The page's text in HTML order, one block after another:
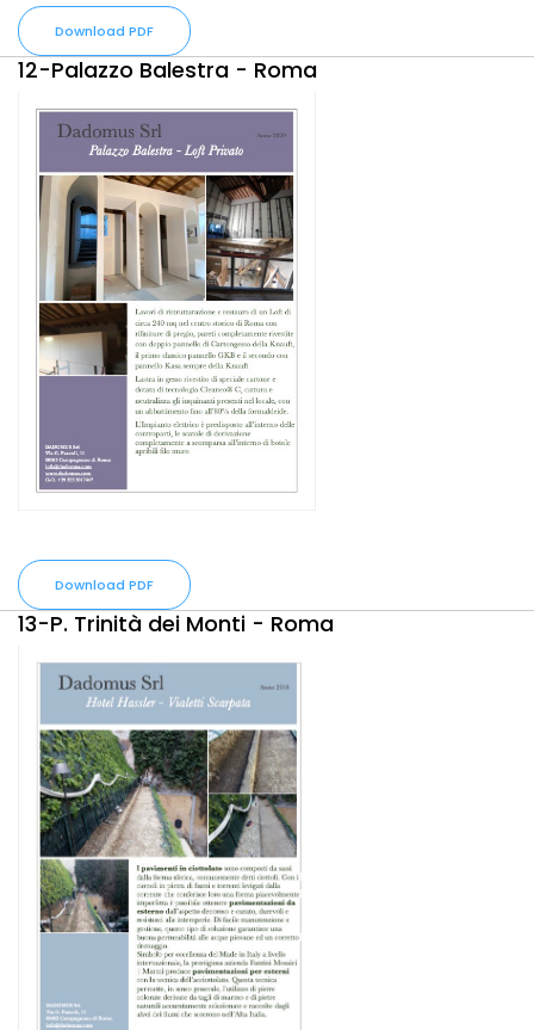
Download PDF
12-Palazzo Balestra - Roma
Download PDF
13-P. Trinità dei Monti - Roma